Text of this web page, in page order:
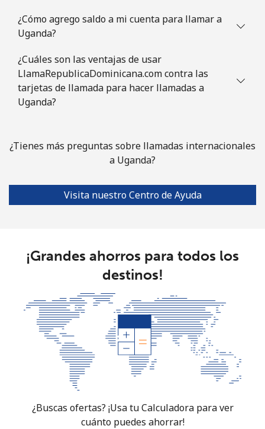
¿Cómo agrego saldo a mi cuenta para llamar a
Uganda?
¿Cuáles son las ventajas de usar
LlamaRepublicaDominicana.com contra las
tarjetas de llamada para hacer llamadas a
Uganda?
¿Tienes más preguntas sobre llamadas internacionales
a Uganda?
Visita nuestro Centro de Ayuda
¡Grandes ahorros para todos los
destinos!
¿Buscas ofertas? ¡Usa tu Calculadora para ver
cuánto puedes ahorrar!